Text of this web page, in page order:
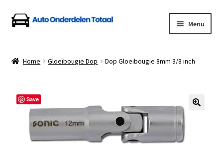
Ga
door
navigatie
Ga
naar
inhoud
Menu
Auto Onderdelen Shop
Betalen en Verzenden
Home Gloeibougie Dop Dop Gloeibougie 8mm 3/8 inch
Save